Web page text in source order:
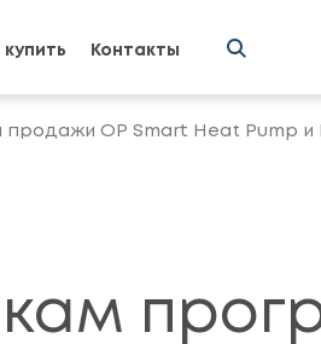
купить Контакты
OP Smart Heat Pump и